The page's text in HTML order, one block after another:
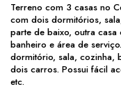
Terreno com 3 casas no
com dois dormitórios,
parte de baixo, outra
banheiro e área de
dormitório, sala, cozinha,
dois carros. Possui fácil
etc.